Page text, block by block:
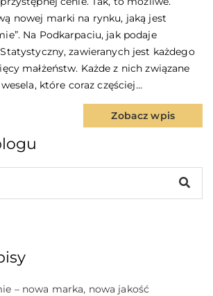
nowej marki na rynku, jaką jest
Na Podkarpaciu, jak podaje
zawieranych jest każdego
małżeństw. Każde z nich związane
które coraz częściej…
Zobacz wpis
– nowa marka, nowa jakość